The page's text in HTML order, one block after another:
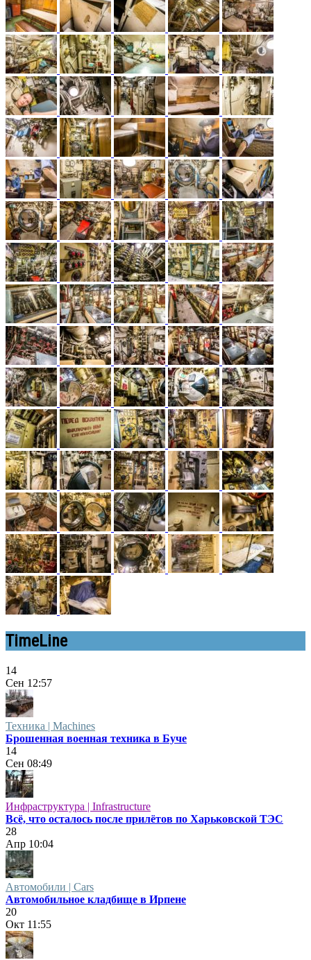
TimeLine
14
Сен 12:57
Техника | Machines
Брошенная военная техника в Буче
14
Сен 08:49
Инфраструктура | Infrastructure
Всё, что осталось после прилётов по Харьковской ТЭС
28
Апр 10:04
Автомобили | Cars
Автомобильное кладбище в Ирпене
20
Окт 11:55